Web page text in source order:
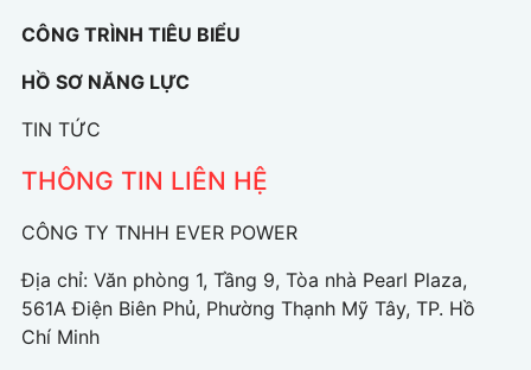
CÔNG TRÌNH TIÊU BIỂU
HỒ SƠ NĂNG LỰC
TIN TỨC
THÔNG TIN LIÊN HỆ
CÔNG TY TNHH EVER POWER
Địa chỉ: Văn phòng 1, Tầng 9, Tòa nhà Pearl Plaza,
561A Điện Biên Phủ, Phường Thạnh Mỹ Tây, TP. Hồ
Chí Minh